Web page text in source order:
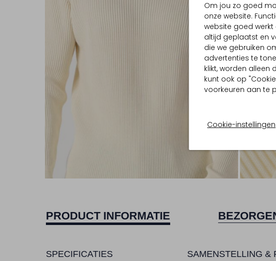
Om jou zo goed
onze website.
website goed
altijd geplaatst en
die we gebruiken
advertenties te
klikt, worden alleen
kunt ook op
voorkeuren aan te
Cookie-instellingen
PRODUCT INFORMATIE
SPECIFICATIES
SAMENSTELLING &